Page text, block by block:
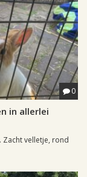
0
in allerlei
Zacht velletje, rond